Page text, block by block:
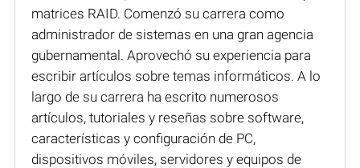
matrices RAID. Comenzó su carrera como
administrador de sistemas en una gran agencia
gubernamental. Aprovechó su experiencia para
escribir artículos sobre temas informáticos. A lo
largo de su carrera ha escrito numerosos
artículos, tutoriales y reseñas sobre software,
características y configuración de PC,
dispositivos móviles, servidores y equipos de